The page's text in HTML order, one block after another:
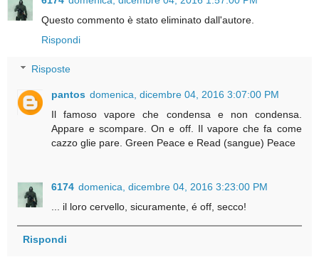
Questo commento è stato eliminato dall'autore.
Rispondi
Risposte
pantos domenica, dicembre 04, 2016 3:07:00 PM
Il famoso vapore che condensa e non condensa.
Appare e scompare. On e off. Il vapore che fa come
cazzo glie pare. Green Peace e Read (sangue) Peace
6174 domenica, dicembre 04, 2016 3:23:00 PM
... il loro cervello, sicuramente, é off, secco!
Rispondi